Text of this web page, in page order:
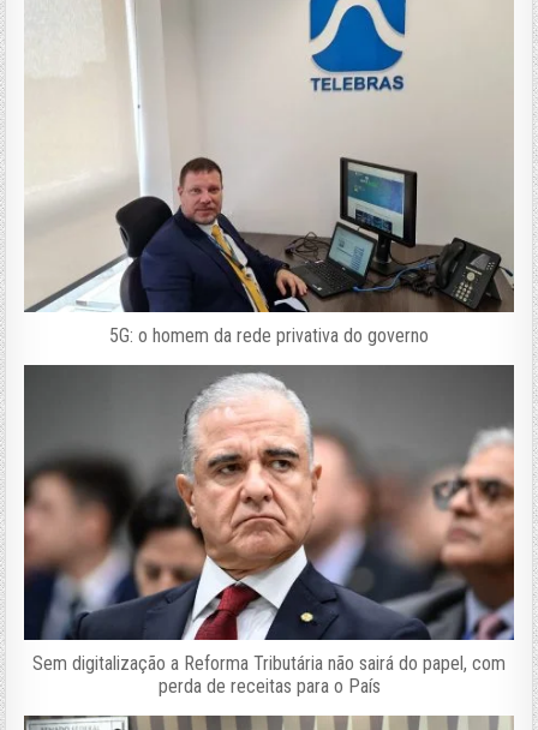
5G: o homem da rede privativa do governo
Sem digitalização a Reforma Tributária não sairá do papel, com
perda de receitas para o País